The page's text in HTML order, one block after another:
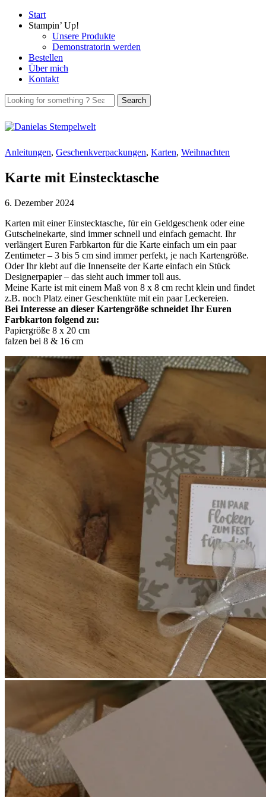
Start
Stampin’ Up!
Unsere Produkte
Demonstratorin werden
Bestellen
Über mich
Kontakt
Anleitungen, Geschenkverpackungen, Karten, Weihnachten
Karte mit Einstecktasche
6. Dezember 2024
Karten mit einer Einstecktasche, für ein Geldgeschenk oder eine
Gutscheinekarte, sind immer schnell und einfach gemacht. Ihr
verlängert Euren Farbkarton für die Karte einfach um ein paar
Zentimeter – 3 bis 5 cm sind immer perfekt, je nach Kartengröße.
Oder Ihr klebt auf die Innenseite der Karte einfach ein Stück
Designerpapier – das sieht auch immer toll aus.
Meine Karte ist mit einem Maß von 8 x 8 cm recht klein und findet
z.B. noch Platz einer Geschenktüte mit ein paar Leckereien.
Bei Interesse an dieser Kartengröße schneidet Ihr Euren
Farbkarton folgend zu:
Papiergröße 8 x 20 cm
falzen bei 8 & 16 cm